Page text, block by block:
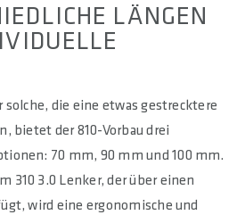
LÄNGEN
solche, die eine etwas gestrecktere
bietet der 810-Vorbau drei
70 mm, 90 mm und 100 mm.
310 3.0 Lenker, der über einen
wird eine ergonomische und